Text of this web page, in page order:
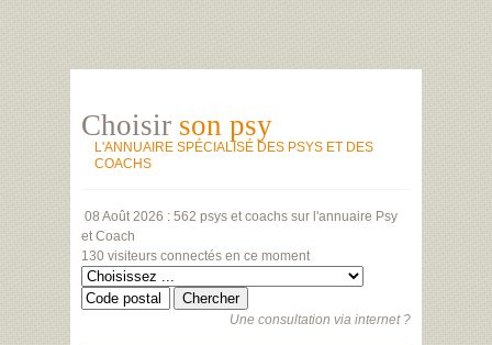
Choisir son psy
L'ANNUAIRE SPÉCIALISÉ DES PSYS ET DES
COACHS
08 Août 2026 : 562 psys et coachs sur l'annuaire Psy
et Coach
130 visiteurs connectés en ce moment
Une consultation via internet ?